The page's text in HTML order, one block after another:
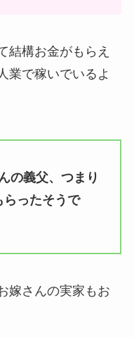
結構お金がもらえ
業で稼いでいるよ
の義父、つまり
らったそうで
嫁さんの実家もお